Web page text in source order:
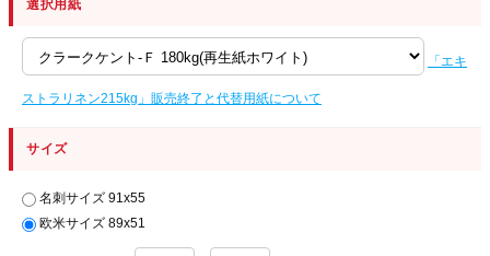
選択用紙
「エキ
ストラリネン215kg」販売終了と代替用紙について
サイズ
名刺サイズ 91x55
欧米サイズ 89x51